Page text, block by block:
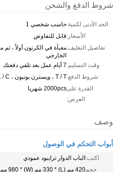
شروط الدفع والشحن
الحد الأدنى لكمية:حاسب شخصي 1
الأسعار:قابل للتفاوض
تفاصيل التغليف:معبأة في الكرتون أولاً ، ثم
الخارجي
وقت التسليم:7 أيام عمل بعد تلقي دفعتك
شروط الدفع:T / T ، ويسترن يونيون ، L / C ، باي بال
القدرة على
العرض:
2000pcs شهريا
وصف
أبواب التحكم في الوصول
اكتب:الباب الدوار ترايبود عمودي
حجم420 مم (L) * 330 مم (W) * 980 مم (H)